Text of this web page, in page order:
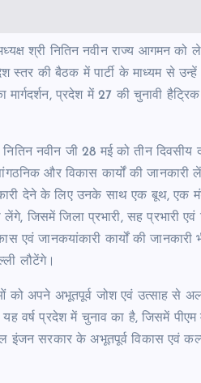
श्री नितिन नवीन राज्य आगमन को
की बैठक में पार्टी के माध्यम से उन्हें
मार्गदर्शन, प्रदेश में 27 की चुनावी
नितिन नवीन जी 28 मई को तीन
और विकास कार्यों की जानकारी
देने के लिए उनके साथ एक बूथ,
जिसमें जिला प्रभारी, सह प्रभारी एवं
एवं जानकयांकारी कार्यों की जानकारी
लौटेंगे।
अपने अभूतपूर्व जोश एवं उत्साह से
वर्ष प्रदेश में चुनाव का है, जिसमें पीएम
सरकार के अभूतपूर्व विकास एवं